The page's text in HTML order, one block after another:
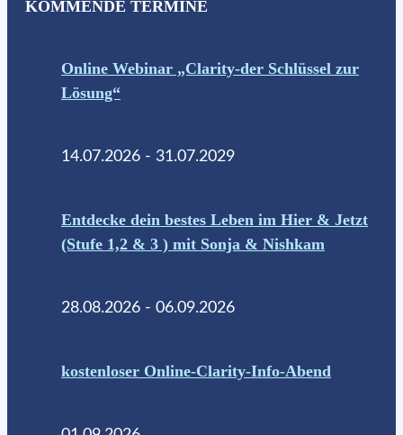
KOMMENDE TERMINE
Online Webinar „Clarity-der Schlüssel zur
Lösung“
14.07.2026 - 31.07.2029
Entdecke dein bestes Leben im Hier & Jetzt
(Stufe 1,2 & 3 ) mit Sonja & Nishkam
28.08.2026 - 06.09.2026
kostenloser Online-Clarity-Info-Abend